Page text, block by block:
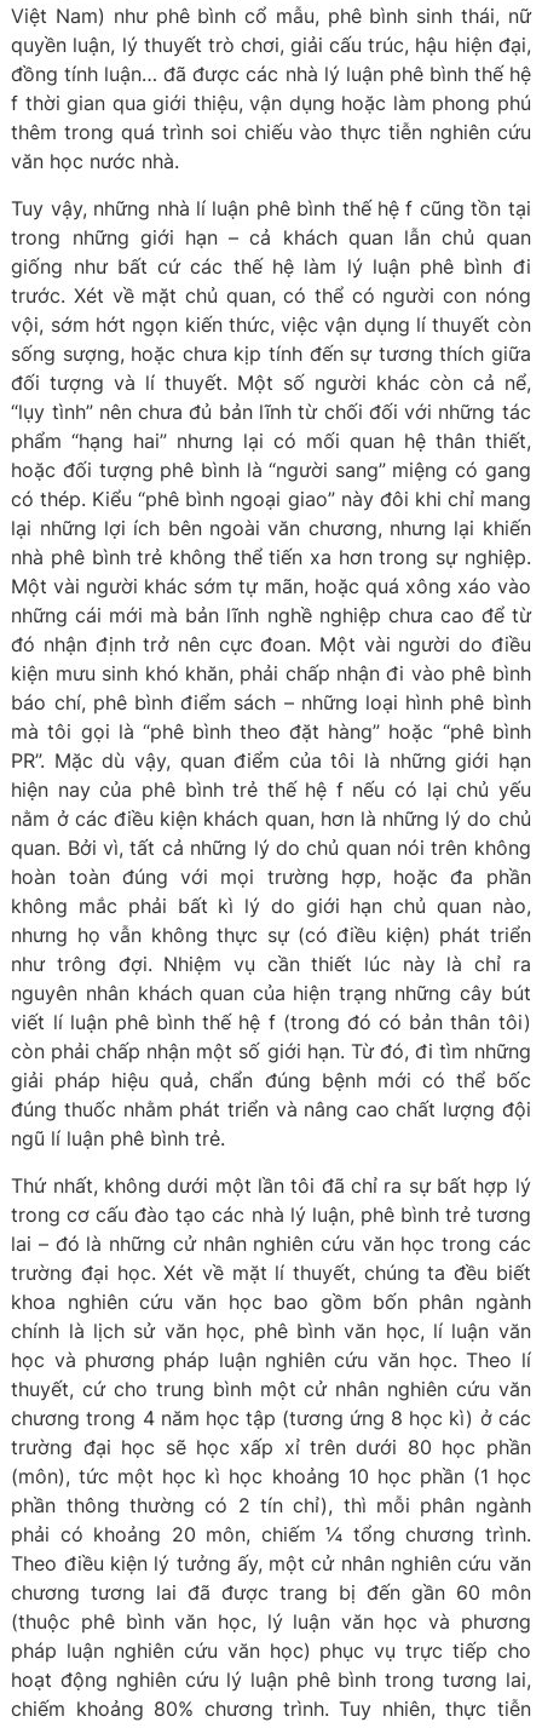
Việt Nam) như phê bình cổ mẫu, phê bình sinh thái, nữ
quyền luận, lý thuyết trò chơi, giải cấu trúc, hậu hiện đại,
đồng tính luận… đã được các nhà lý luận phê bình thế hệ
f thời gian qua giới thiệu, vận dụng hoặc làm phong phú
thêm trong quá trình soi chiếu vào thực tiễn nghiên cứu
văn học nước nhà.
Tuy vậy, những nhà lí luận phê bình thế hệ f cũng tồn tại
trong những giới hạn – cả khách quan lẫn chủ quan
giống như bất cứ các thế hệ làm lý luận phê bình đi
trước. Xét về mặt chủ quan, có thể có người con nóng
vội, sớm hớt ngọn kiến thức, việc vận dụng lí thuyết còn
sống sượng, hoặc chưa kịp tính đến sự tương thích giữa
đối tượng và lí thuyết. Một số người khác còn cả nể,
“lụy tình” nên chưa đủ bản lĩnh từ chối đối với những tác
phẩm “hạng hai” nhưng lại có mối quan hệ thân thiết,
hoặc đối tượng phê bình là “người sang” miệng có gang
có thép. Kiểu “phê bình ngoại giao” này đôi khi chỉ mang
lại những lợi ích bên ngoài văn chương, nhưng lại khiến
nhà phê bình trẻ không thể tiến xa hơn trong sự nghiệp.
Một vài người khác sớm tự mãn, hoặc quá xông xáo vào
những cái mới mà bản lĩnh nghề nghiệp chưa cao để từ
đó nhận định trở nên cực đoan. Một vài người do điều
kiện mưu sinh khó khăn, phải chấp nhận đi vào phê bình
báo chí, phê bình điểm sách – những loại hình phê bình
mà tôi gọi là “phê bình theo đặt hàng” hoặc “phê bình
PR”. Mặc dù vậy, quan điểm của tôi là những giới hạn
hiện nay của phê bình trẻ thế hệ f nếu có lại chủ yếu
nằm ở các điều kiện khách quan, hơn là những lý do chủ
quan. Bởi vì, tất cả những lý do chủ quan nói trên không
hoàn toàn đúng với mọi trường hợp, hoặc đa phần
không mắc phải bất kì lý do giới hạn chủ quan nào,
nhưng họ vẫn không thực sự (có điều kiện) phát triển
như trông đợi. Nhiệm vụ cần thiết lúc này là chỉ ra
nguyên nhân khách quan của hiện trạng những cây bút
viết lí luận phê bình thế hệ f (trong đó có bản thân tôi)
còn phải chấp nhận một số giới hạn. Từ đó, đi tìm những
giải pháp hiệu quả, chẩn đúng bệnh mới có thể bốc
đúng thuốc nhằm phát triển và nâng cao chất lượng đội
ngũ lí luận phê bình trẻ.
Thứ nhất, không dưới một lần tôi đã chỉ ra sự bất hợp lý
trong cơ cấu đào tạo các nhà lý luận, phê bình trẻ tương
lai – đó là những cử nhân nghiên cứu văn học trong các
trường đại học. Xét về mặt lí thuyết, chúng ta đều biết
khoa nghiên cứu văn học bao gồm bốn phân ngành
chính là lịch sử văn học, phê bình văn học, lí luận văn
học và phương pháp luận nghiên cứu văn học. Theo lí
thuyết, cứ cho trung bình một cử nhân nghiên cứu văn
chương trong 4 năm học tập (tương ứng 8 học kì) ở các
trường đại học sẽ học xấp xỉ trên dưới 80 học phần
(môn), tức một học kì học khoảng 10 học phần (1 học
phần thông thường có 2 tín chỉ), thì mỗi phân ngành
phải có khoảng 20 môn, chiếm ¼ tổng chương trình.
Theo điều kiện lý tưởng ấy, một cử nhân nghiên cứu văn
chương tương lai đã được trang bị đến gần 60 môn
(thuộc phê bình văn học, lý luận văn học và phương
pháp luận nghiên cứu văn học) phục vụ trực tiếp cho
hoạt động nghiên cứu lý luận phê bình trong tương lai,
chiếm khoảng 80% chương trình. Tuy nhiên, thực tiễn